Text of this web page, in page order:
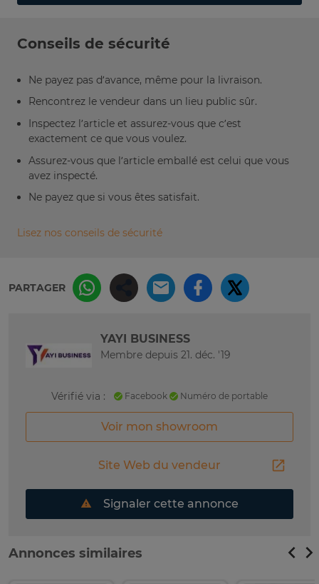
Conseils de sécurité
Ne payez pas d’avance, même pour la livraison.
Rencontrez le vendeur dans un lieu public sûr.
Inspectez l’article et assurez-vous que c’est
exactement ce que vous voulez.
Assurez-vous que l’article emballé est celui que vous
avez inspecté.
Ne payez que si vous êtes satisfait.
Lisez nos conseils de sécurité
PARTAGER
YAYI BUSINESS
Membre depuis 21. déc. '19
Vérifié via : Facebook Numéro de portable
Voir mon showroom
Site Web du vendeur
Signaler cette annonce
Annonces similaires